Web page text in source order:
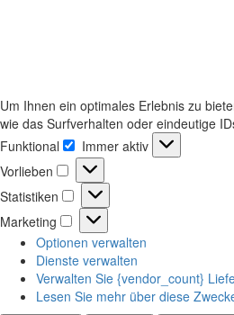
Um Ihnen ein optimales Erlebnis zu
wie das Surfverhalten oder eindeutige
Funktional
Funktional
Immer aktiv
Vorlieben
Vorlieben
Statistiken
Statistiken
Marketing
Marketing
Optionen verwalten
Dienste verwalten
Verwalten Sie {vendor_count}
Lesen Sie mehr über diese